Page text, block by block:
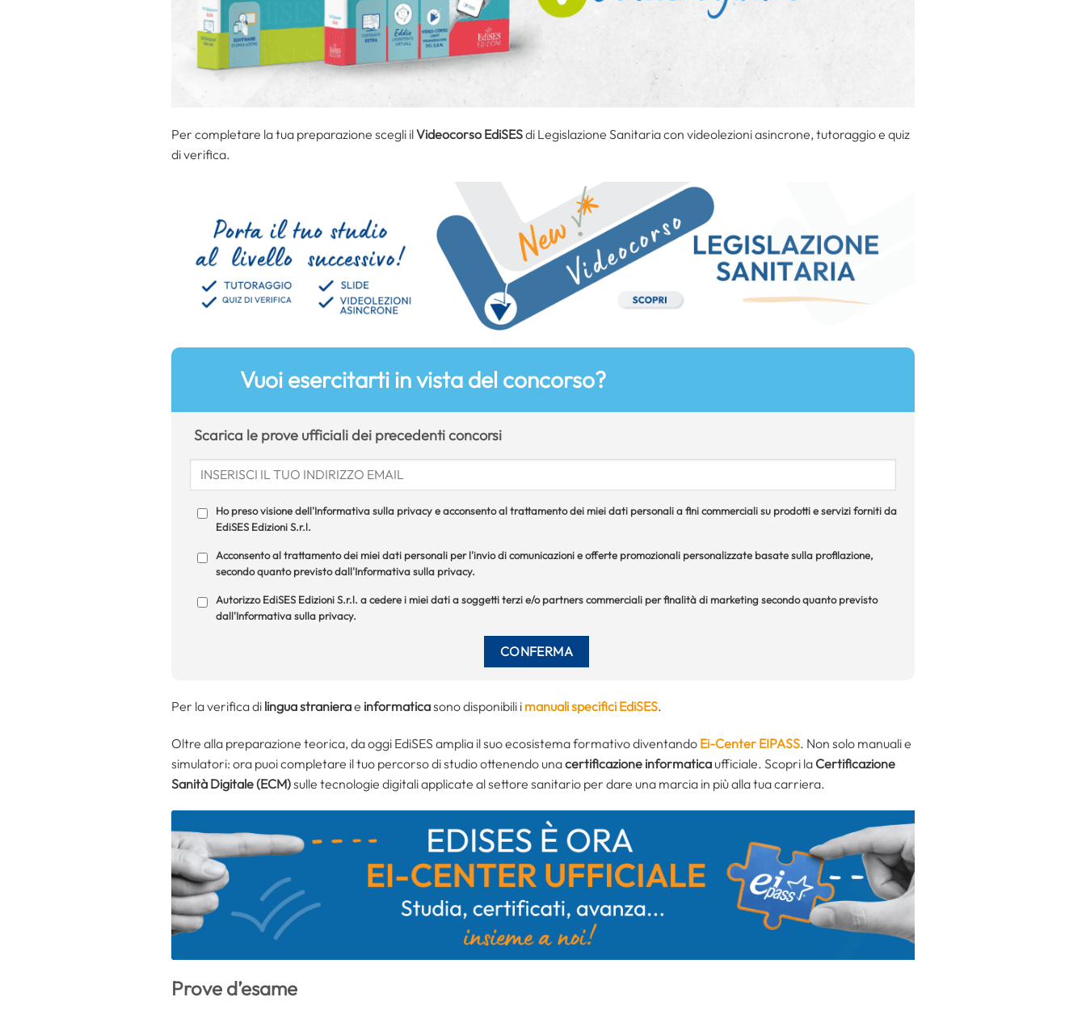
Per completare la tua preparazione scegli ilVideocorso EdiSESdi Legislazione Sanitaria con videolezioni asincrone, tutoraggio e quiz
di verifica.
Vuoi esercitarti in vista del concorso?
Scarica le prove ufficiali dei precedenti concorsi
Ho preso visione dell'Informativa sulla privacy e acconsento al trattamento dei miei dati personali a fini commerciali su prodotti e servizi forniti da
EdiSES Edizioni S.r.l.
Acconsento al trattamento dei miei dati personali per l'invio di comunicazioni e offerte promozionali personalizzate basate sulla profilazione,
secondo quanto previsto dall'Informativa sulla privacy.
Autorizzo EdiSES Edizioni S.r.l. a cedere i miei dati a soggetti terzi e/o partners commerciali per finalità di marketing secondo quanto previsto
dall'Informativa sulla privacy.
Per la verifica di lingua stranierae informaticasono disponibili i manuali specifici EdiSES.
Oltre alla preparazione teorica, da oggi EdiSES amplia il suo ecosistema formativo diventando Ei-Center EIPASS. Non solo manuali e
simulatori: ora puoi completare il tuo percorso di studio ottenendo unacertificazione informatica ufficiale. Scopri la Certificazione
Sanità Digitale (ECM)sulle tecnologie digitali applicate al settore sanitario per dare una marcia in più alla tua carriera.
Prove d’esame